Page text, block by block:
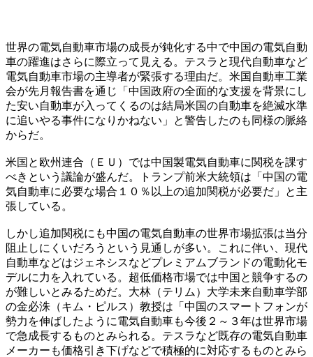
世界の電気自動車市場の成長が鈍化する中で中国の電気自動
車の躍進はさらに際立って見える。テスラと現代自動車など
電気自動車市場の主導者が緊張する理由だ。米国自動車工業
会が先月報告書を通じ「中国政府の全面的な支援を背景にし
た安い自動車が入ってくるのは結局米国の自動車を絶滅水準
に追いやる事件になりかねない」と警告したのも同様の脈絡
からだ。
米国と欧州連合（ＥＵ）では中国製電気自動車に関税を課す
べきという議論が盛んだ。トランプ前米大統領は「中国の電
気自動車に必要な場合１０％以上の追加関税が必要だ」と主
張している。
しかし追加関税にも中国の電気自動車の世界市場拡張は当分
阻止しにくいだろうという見通しが多い。これに伴い、現代
自動車などはジェネシスなどプレミアムブランドの電動化モ
デルに力を入れている。超低価格市場では中国と競争するの
が難しいとみるためだ。大林（テリム）大学未来自動車学部
の金必洙（キム・ピルス）教授は「中国のスマートフォンが
勢力を伸ばしたように電気自動車も今後２～３年は世界市場
で急成長するものとみられる。テスラなど既存の電気自動車
メーカーも価格引き下げなどで積極的に対応するものとみら